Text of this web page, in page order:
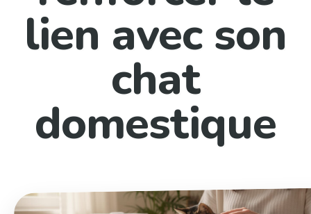
lien avec son
chat
domestique